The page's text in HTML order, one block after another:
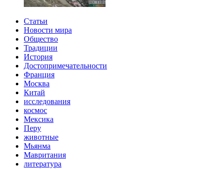
Статьи
Новости мира
Общество
Традиции
История
Достопримечательности
Франция
Москва
Китай
исследования
космос
Мексика
Перу
животные
Мьянма
Мавритания
литература